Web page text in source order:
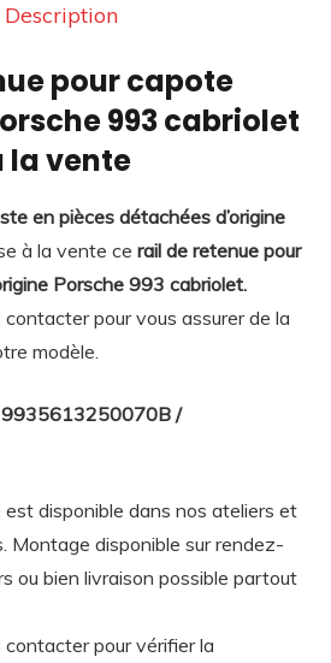
Description
pour capote
993 cabriolet
la vente
en pièces détachées d’origine
à la vente ce rail de retenue pour
Porsche 993 cabriolet.
contacter pour vous assurer de la
modèle.
9935613250070B /
est disponible dans nos ateliers et
Montage disponible sur rendez-
ou bien livraison possible partout
contacter pour vérifier la